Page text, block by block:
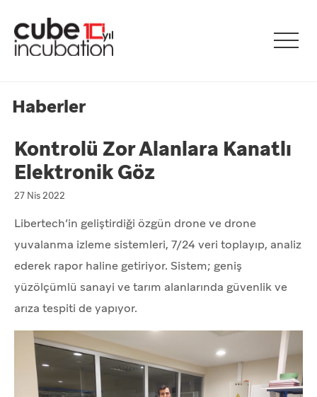
Haberler
Kontrolü Zor Alanlara Kanatlı
Elektronik Göz
27 Nis 2022
Libertech’in geliştirdiği özgün drone ve drone
yuvalanma izleme sistemleri, 7/24 veri toplayıp, analiz
ederek rapor haline getiriyor. Sistem; geniş
yüzölçümlü sanayi ve tarım alanlarında güvenlik ve
arıza tespiti de yapıyor.